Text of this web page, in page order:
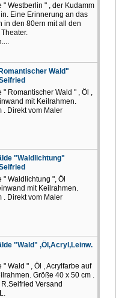
" Westberlin " , der Kudamm
Eine Erinnerung an das
in den 80ern mit all den
Wald"
Romantischer Wald " , Öl ,
mit Keilrahmen.
. Direkt vom Maler
"Waldlichtung"
" Waldlichtung ", Öl
mit Keilrahmen.
. Direkt vom Maler
"Wald" ,Öl,Acryl,Leinw.
Wald " , Öl , Acrylfarbe auf
Größe 40 x 50 cm .
Versand